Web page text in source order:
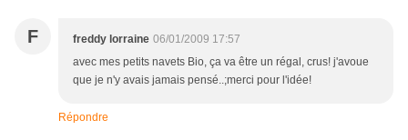
F freddy lorraine 06/01/2009 17:57
avec mes petits navets Bio, ça va être un régal, crus! j'avoue
que je n'y avais jamais pensé..;merci pour l'idée!
Répondre